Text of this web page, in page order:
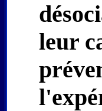
leur